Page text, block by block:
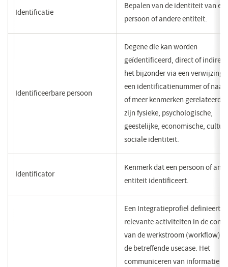
Identificatie
Bepalen van de identiteit van
persoon of andere entiteit​.
​Identificeerbare persoon
​Degene die kan worden
geïdentificeerd, direct of
het bijzonder via een verwijzing
een identificatienummer of naar
of meer kenmerken gerelateerd
zijn fysieke, psychologische,
geestelijke, economische,
sociale identiteit.
​Identificator
​Kenmerk dat een persoon of
entiteit identificeert.
Een Integratieprofiel definieert
relevante activiteiten in de
van de werkstroom (workflow)
de betreffende usecase. Het
communiceren van informatie